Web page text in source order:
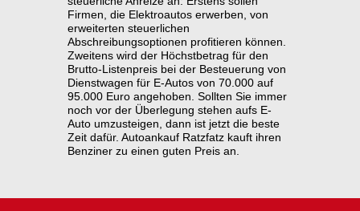
Firmen, die Elektroautos erwerben, von
erweiterten steuerlichen
Abschreibungsoptionen profitieren können.
Zweitens wird der Höchstbetrag für den
Brutto-Listenpreis bei der Besteuerung von
Dienstwagen für E-Autos von 70.000 auf
95.000 Euro angehoben. Sollten Sie immer
noch vor der Überlegung stehen aufs E-
Auto umzusteigen, dann ist jetzt die beste
Zeit dafür. Autoankauf Ratzfatz kauft ihren
Benziner zu einen guten Preis an.